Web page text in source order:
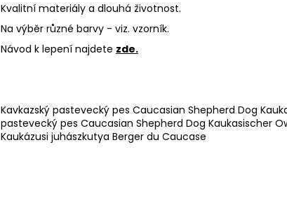
Kvalitní materiály a dlouhá životnost.
Na výběr různé barvy - viz. vzorník.
Návod k lepení najdete zde.
Kavkazský pastevecký pes Caucasian Shepherd Dog
pastevecký pes Caucasian Shepherd Dog Kaukasischer
Kaukázusi juhászkutya Berger du Caucase